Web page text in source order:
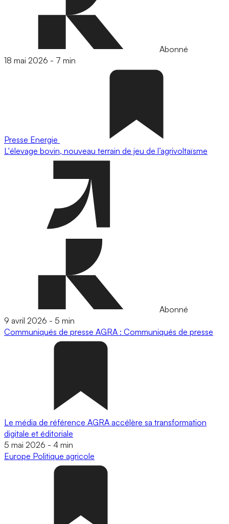
Abonné
18 mai 2026 - 7 min
Presse Energie
L'élevage bovin, nouveau terrain de jeu de l’agrivoltaïsme
Abonné
9 avril 2026 - 5 min
Communiqués de presse AGRA : Communiqués de presse
Le média de référence AGRA accélère sa transformation
digitale et éditoriale
5 mai 2026 - 4 min
Europe Politique agricole